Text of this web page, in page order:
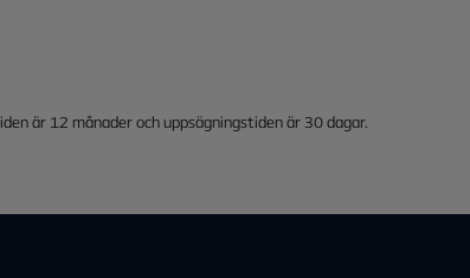
är 12 månader och uppsägningstiden är 30 dagar.